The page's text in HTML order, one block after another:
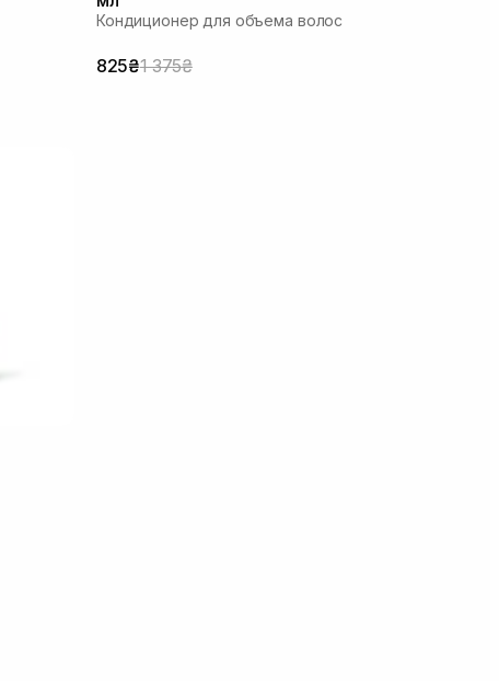
Кондиционер для объема волос
825₴1 375₴